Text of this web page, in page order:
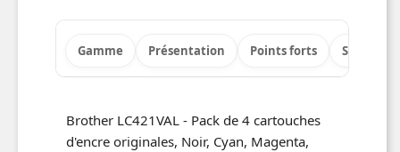
Gamme Présentation Points forts
Brother LC421VAL - Pack de 4 cartouches
d'encre originales, Noir, Cyan, Magenta,